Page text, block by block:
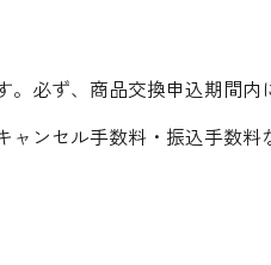
必ず、商品交換申込期間内
ンセル手数料・振込手数料